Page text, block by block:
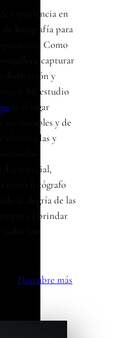
experiencia en
de fotografía para
Como
capturar
dedicación y
Mi estudio
es el lugar
memorables y de
y
día especial,
como fotógrafo
la alegría de las
es brindar
Descubre más